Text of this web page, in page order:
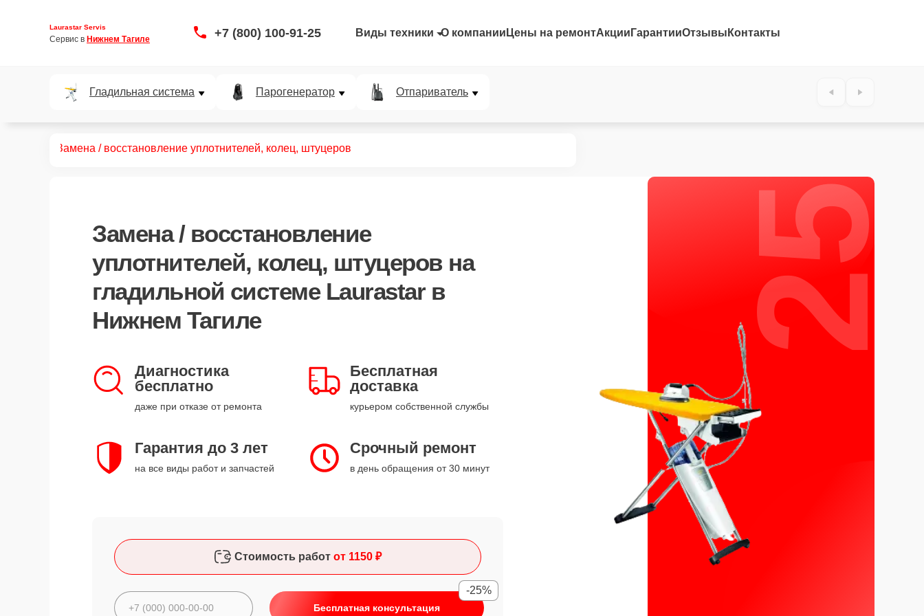
Laurastar Servis
Сервис в Нижнем Тагиле +7 (800) 100-91-25 Виды техники О компании Цены на ремонтАкции ГарантииОтзывы Контакты
Гладильная система Парогенератор Отпариватель
Замена / восстановление уплотнителей, колец, штуцеров
Замена / восстановление
уплотнителей, колец, штуцеров на
гладильной системе Laurastar в
Нижнем Тагиле
Диагностика
бесплатно
даже при отказе от ремонта
Бесплатная
доставка
курьером собственной службы
Гарантия до 3 лет
на все виды работ и запчастей
Срочный ремонт
в день обращения от 30 минут
Стоимость работ от 1150 ₽
Бесплатная консультация
-25%
25%